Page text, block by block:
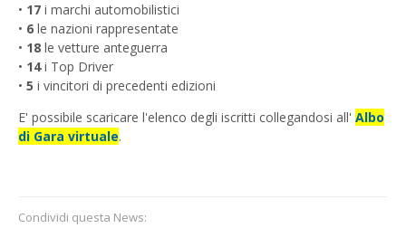
• 17 i marchi automobilistici
• 6 le nazioni rappresentate
• 18 le vetture anteguerra
• 14i Top Driver
• 5 i vincitori di precedenti edizioni
E' possibile scaricare l'elenco degli iscritti collegandosi all' Albo
di Gara virtuale.
Condividi questa News: